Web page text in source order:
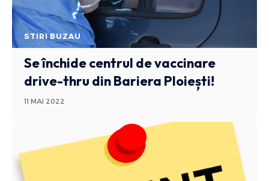
STIRI BUZAU
Se închide centrul de vaccinare
drive-thru din Bariera Ploiești!
11 MAI 2022